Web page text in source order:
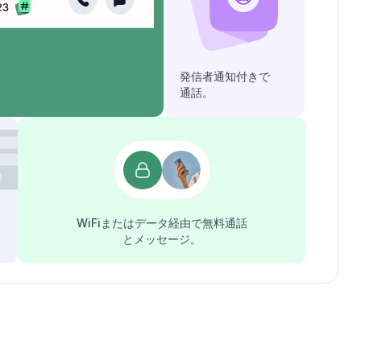
発信者通知付きで
通話。
WiFiまたはデータ経由で無料通話
とメッセージ。